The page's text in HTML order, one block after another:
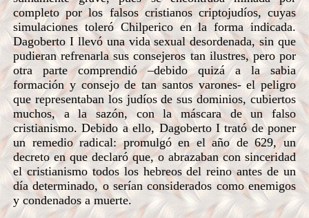
completo por los falsos cristianos criptojudíos, cuyas
simulaciones toleró Chilperico en la forma indicada.
Dagoberto I llevó una vida sexual desordenada, sin que
pudieran refrenarla sus consejeros tan ilustres, pero por
otra parte comprendió –debido quizá a la sabia
formación y consejo de tan santos varones- el peligro
que representaban los judíos de sus dominios, cubiertos
muchos, a la sazón, con la máscara de un falso
cristianismo. Debido a ello, Dagoberto I trató de poner
un remedio radical: promulgó en el año de 629, un
decreto en que declaró que, o abrazaban con sinceridad
el cristianismo todos los hebreos del reino antes de un
día determinado, o serían considerados como enemigos
y condenados a muerte.